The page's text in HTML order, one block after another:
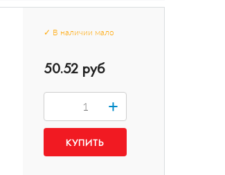
✓ В наличии мало
50.52 руб
+